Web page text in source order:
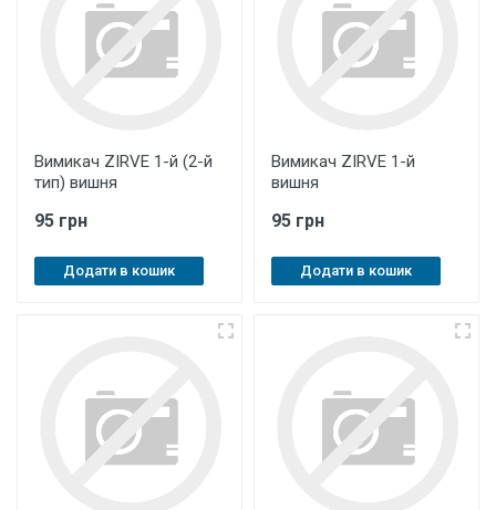
Вимикач ZIRVE 1-й (2-й
тип) вишня
95 грн
Додати в кошик
Вимикач ZIRVE 1-й
вишня
95 грн
Додати в кошик